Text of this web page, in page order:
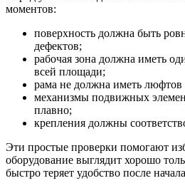
моментов:
поверхность должна быть
дефектов;
рабочая зона должна иметь
всей площади;
рама не должна иметь
механизмы подвижных
плавно;
крепления должны
Эти простые проверки помогают
оборудование выглядит хорошо
быстро теряет удобство после